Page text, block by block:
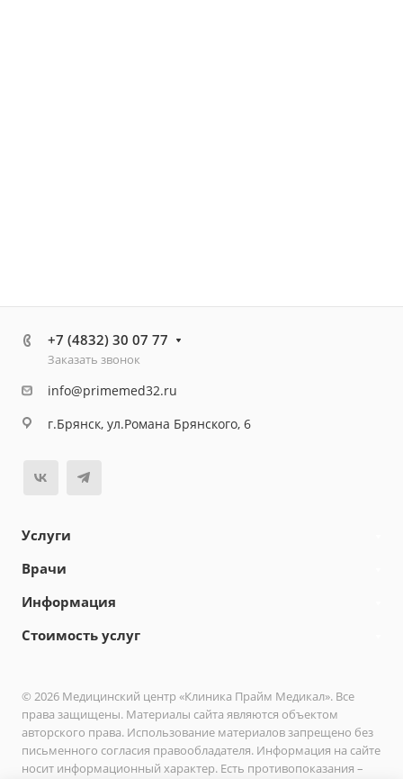
+7 (4832) 30 07 77
Заказать звонок
info@primemed32.ru
г.Брянск, ул.Романа Брянского, 6
Услуги
Врачи
Информация
Стоимость услуг
© 2026 Медицинский центр «Клиника Прайм Медикал». Все
права защищены. Материалы сайта являются объектом
авторского права. Использование материалов запрещено без
письменного согласия правообладателя. Информация на сайте
носит информационный характер. Есть противопоказания –